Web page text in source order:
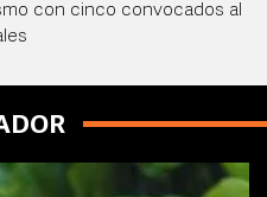
con cinco convocados al